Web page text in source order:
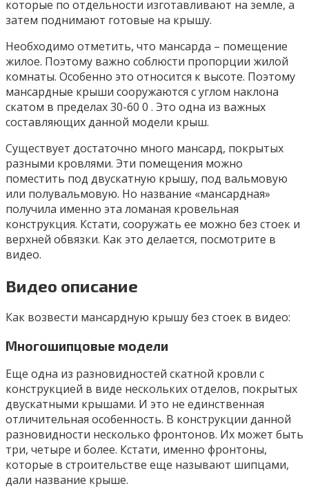
которые по отдельности изготавливают на земле, а
затем поднимают готовые на крышу.
Необходимо отметить, что мансарда – помещение
жилое. Поэтому важно соблюсти пропорции жилой
комнаты. Особенно это относится к высоте. Поэтому
мансардные крыши сооружаются с углом наклона
скатом в пределах 30-60 0 . Это одна из важных
составляющих данной модели крыш.
Существует достаточно много мансард, покрытых
разными кровлями. Эти помещения можно
поместить под двускатную крышу, под вальмовую
или полувальмовую. Но название «мансардная»
получила именно эта ломаная кровельная
конструкция. Кстати, сооружать ее можно без стоек и
верхней обвязки. Как это делается, посмотрите в
видео.
Видео описание
Как возвести мансардную крышу без стоек в видео:
Многошипцовые модели
Еще одна из разновидностей скатной кровли с
конструкцией в виде нескольких отделов, покрытых
двускатными крышами. И это не единственная
отличительная особенность. В конструкции данной
разновидности несколько фронтонов. Их может быть
три, четыре и более. Кстати, именно фронтоны,
которые в строительстве еще называют шипцами,
дали название крыше.